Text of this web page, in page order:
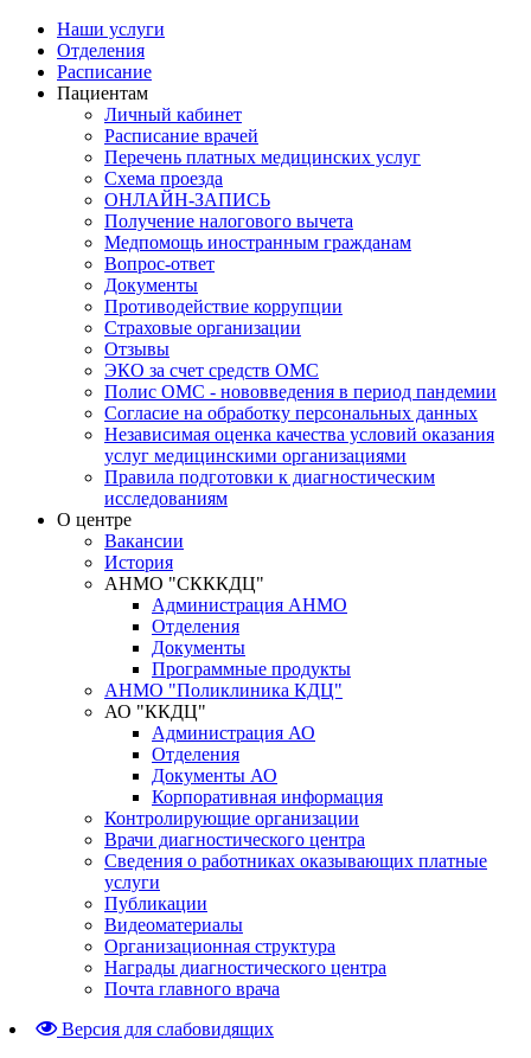
Наши услуги
Отделения
Расписание
Пациентам
Личный кабинет
Расписание врачей
Перечень платных медицинских услуг
Схема проезда
ОНЛАЙН-ЗАПИСЬ
Получение налогового вычета
Медпомощь иностранным гражданам
Вопрос-ответ
Документы
Противодействие коррупции
Страховые организации
Отзывы
ЭКО за счет средств ОМС
Полис ОМС - нововведения в период пандемии
Согласие на обработку персональных данных
Независимая оценка качества условий оказания
услуг медицинскими организациями
Правила подготовки к диагностическим
исследованиям
О центре
Вакансии
История
АНМО "СКККДЦ"
Администрация АНМО
Отделения
Документы
Программные продукты
АНМО "Поликлиника КДЦ"
АО "ККДЦ"
Администрация АО
Отделения
Документы АО
Корпоративная информация
Контролирующие организации
Врачи диагностического центра
Сведения о работниках оказывающих платные
услуги
Публикации
Видеоматериалы
Организационная структура
Награды диагностического центра
Почта главного врача
Версия для слабовидящих